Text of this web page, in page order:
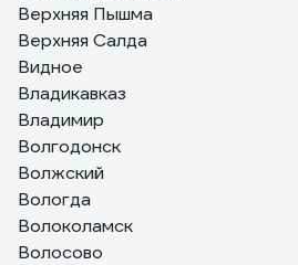
Верхняя Пышма
Верхняя Салда
Видное
Владикавказ
Владимир
Волгодонск
Волжский
Вологда
Волоколамск
Волосово